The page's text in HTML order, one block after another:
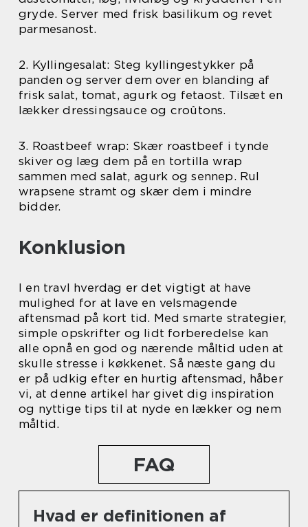
gryde. Server med frisk basilikum og revet
parmesanost.
2. Kyllingesalat: Steg kyllingestykker på
panden og server dem over en blanding af
frisk salat, tomat, agurk og fetaost. Tilsæt en
lækker dressingsauce og croûtons.
3. Roastbeef wrap: Skær roastbeef i tynde
skiver og læg dem på en tortilla wrap
sammen med salat, agurk og sennep. Rul
wrapsene stramt og skær dem i mindre
bidder.
Konklusion
I en travl hverdag er det vigtigt at have
mulighed for at lave en velsmagende
aftensmad på kort tid. Med smarte strategier,
simple opskrifter og lidt forberedelse kan
alle opnå en god og nærende måltid uden at
skulle stresse i køkkenet. Så næste gang du
er på udkig efter en hurtig aftensmad, håber
vi, at denne artikel har givet dig inspiration
og nyttige tips til at nyde en lækker og nem
måltid.
FAQ
Hvad er definitionen af